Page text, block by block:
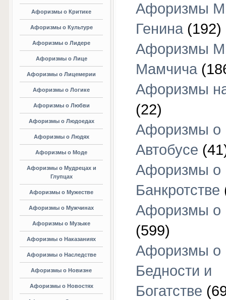
Афоризмы о Критике
Афоризмы о Культуре
Афоризмы о Лидере
Афоризмы о Лице
Афоризмы о Лицемерии
Афоризмы о Логике
Афоризмы о Любви
Афоризмы о Людоедах
Афоризмы о Людях
Афоризмы о Моде
Афоризмы о Мудрецах и
Глупцах
Афоризмы о Мужестве
Афоризмы о Мужчинах
Афоризмы о Музыке
Афоризмы о Наказаниях
Афоризмы о Наследстве
Афоризмы о Новизне
Афоризмы о Новостях
Афоризмы
Генина (192)
Афоризмы
Мамчича
Афоризмы
(22)
Афоризмы о
Автобусе
Афоризмы о
Банкротстве
Афоризмы о
(599)
Афоризмы о
Бедности и
Богатстве